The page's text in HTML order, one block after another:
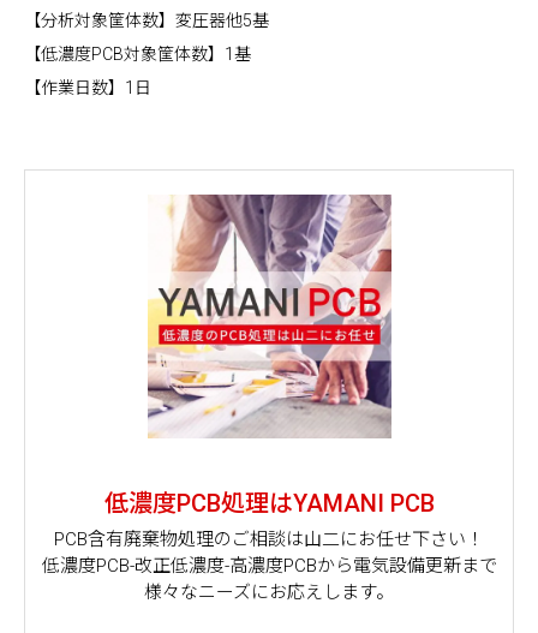
【分析対象筐体数】変圧器他5基
【低濃度PCB対象筐体数】1基
【作業日数】1日
低濃度PCB処理はYAMANI PCB
PCB含有廃棄物処理のご相談は山二にお任せ下さい！
低濃度PCB-改正低濃度-高濃度PCBから電気設備更新まで
様々なニーズにお応えします。